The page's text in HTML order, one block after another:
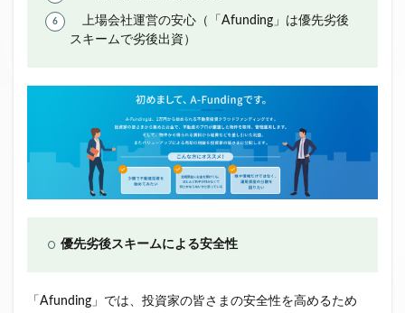
上場会社運営の安心（「Afunding」は優先劣後
スキームで劣後出資）
優先劣後スキームによる安全性
「Afunding」では、投資家の皆さまの安全性を高めるため